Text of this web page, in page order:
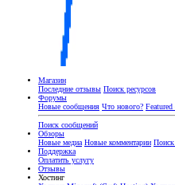
Магазин
Последние отзывы Поиск ресурсов
Форумы
Новые сообщения Что нового? Featured
Поиск сообщений
Обзоры
Новые медиа Новые комментарии
Поддержка
Оплатить услугу
Отзывы
Хостинг